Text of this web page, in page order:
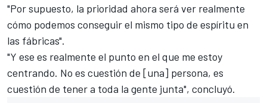
"Por supuesto, la prioridad ahora será ver realmente
cómo podemos conseguir el mismo tipo de espíritu en
las fábricas".
"Y ese es realmente el punto en el que me estoy
centrando. No es cuestión de [una] persona, es
cuestión de tener a toda la gente junta", concluyó.